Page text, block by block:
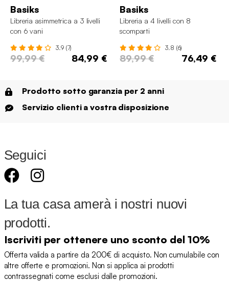
Basiks
Libreria asimmetrica a 3 livelli
con 6 vani
3.9 (7)
99,99 € 84,99 €
Basiks
Libreria a 4 livelli con 8
scomparti
3.8 (6)
89,99 € 76,49 €
Prodotto sotto garanzia per 2 anni
Servizio clienti a vostra disposizione
Seguici
La tua casa amerà i nostri nuovi
prodotti.
Iscriviti per ottenere uno sconto del 10%
Offerta valida a partire da 200€ di acquisto. Non cumulabile con
altre offerte e promozioni. Non si applica ai prodotti
contrassegnati come esclusi dalle promozioni.